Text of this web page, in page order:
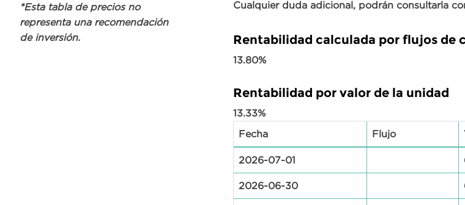
*Esta tabla de precios no
representa una recomendación
de inversión.
Cualquier duda adicional, podrán consultarla
Rentabilidad calculada por flujos de
13.80%
Rentabilidad por valor de la unidad
13.33%
Fecha
Flujo
2026-07-01
2026-06-30